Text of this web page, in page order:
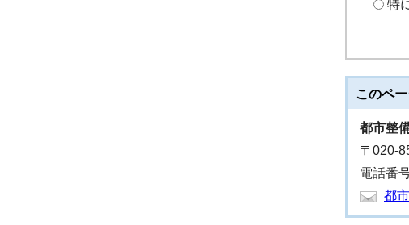
特
このペ
都市整
〒020-
電話番
都